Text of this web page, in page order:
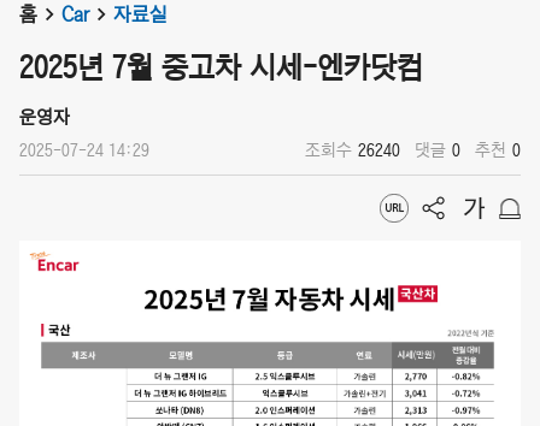
홈 Car 자료실
2025년 7월 중고차 시세-엔카닷컴
운영자
2025-07-24 14:29 조회수 26240 댓글 0 추천 0